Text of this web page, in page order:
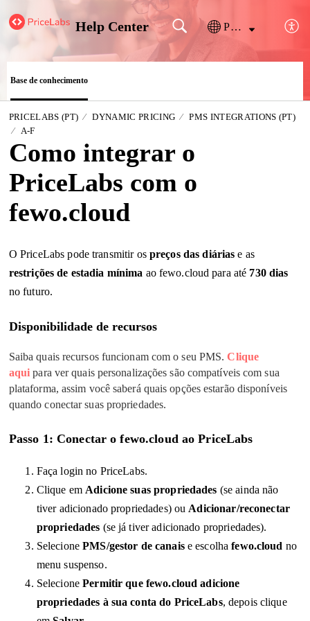
Help Center Português
Base de conhecimento
PRICELABS (PT) DYNAMIC PRICING
PMS INTEGRATIONS (PT)
A-F
Como integrar o
PriceLabs com o
fewo.cloud
O PriceLabs pode transmitir os preços das diárias e as
restrições de estadia mínima aofewo.cloud para até 730 dias
no futuro.
Disponibilidade de recursos
Saiba quais recursos funcionam com o seu PMS.Clique
aqui para ver quais personalizações são compatíveis com sua
plataforma, assim você saberá quais opções estarão disponíveis
quando conectar suas propriedades.
Passo 1: Conectar o fewo.cloud ao PriceLabs
Faça login no PriceLabs.
Clique em Adicione suas propriedades (se ainda não
tiver adicionado propriedades) ou Adicionar/reconectar
propriedades (se já tiver adicionado propriedades).
SelecionePMS/gestor de canaise escolhafewo.cloud no
menu suspenso.
SelecionePermitir que fewo.cloud adicione
propriedades à sua conta do PriceLabs, depois clique